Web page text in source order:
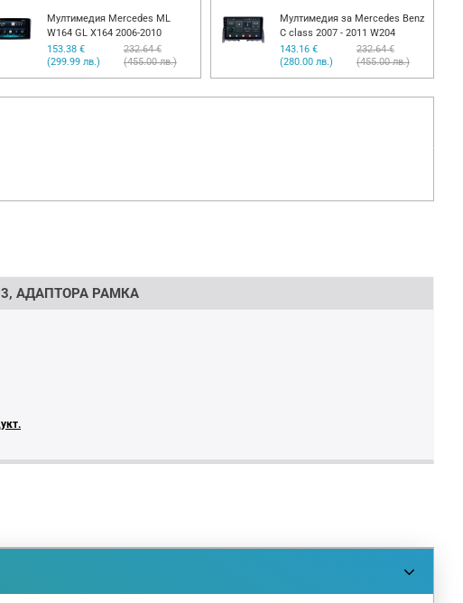
Мултимедия Mercedes C W203
CLC G W463
153.38 €
(299.99 лв.)
232.64 €
(455.00 лв.)
Мултимедия Mercedes ML
W164 GL X164 2006-2010
153.38 €
(299.99 лв.)
232.64 €
(455.00 лв.)
АДАПТОРА РАМКА